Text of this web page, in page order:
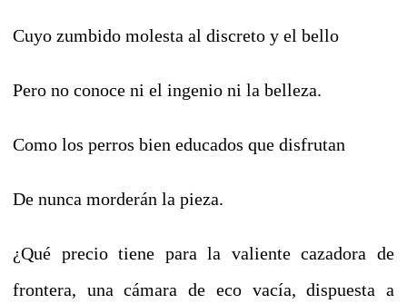
Cuyo zumbido molesta al discreto y el bello
Pero no conoce ni el ingenio ni la belleza.
Como los perros bien educados que disfrutan
De nunca morderán la pieza.
¿Qué precio tiene para la valiente cazadora de
frontera, una cámara de eco vacía, dispuesta a